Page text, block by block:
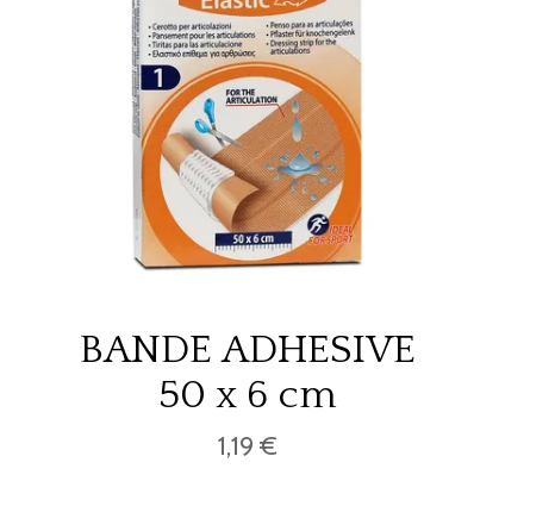
BANDE ADHESIVE
50 x 6 cm
1,19 €